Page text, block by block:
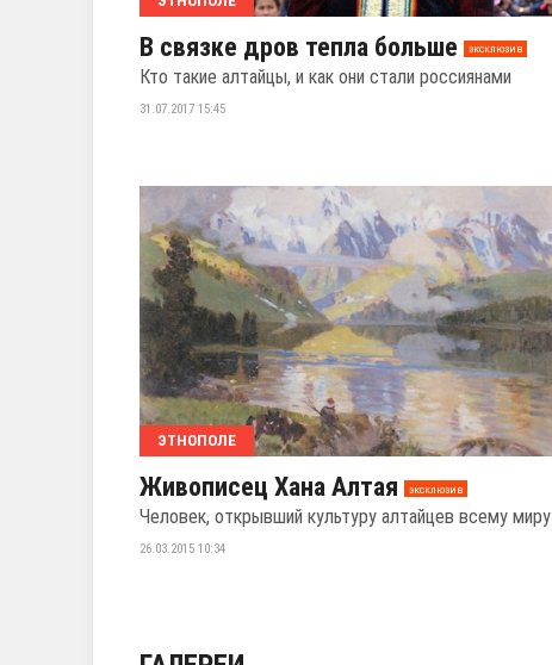
В связке дров тепла больше эксклюзив
Кто такие алтайцы, и как они стали россиянами
31.07.2017 15:45
ЭТНОПОЛЕ
Живописец Хана Алтая эксклюзив
Человек, открывший культуру алтайцев всему миру
26.03.2015 10:34